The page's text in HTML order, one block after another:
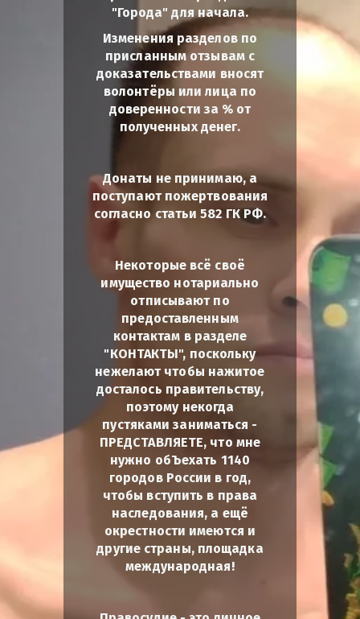
"Города" для начала.
Изменения разделов по
присланным отзывам с
доказательствами вносят
волонтёры или лица по
доверенности за % от
полученных денег.
Донаты не принимаю, а
поступают пожертвования
согласно статьи 582 ГК РФ.
Некоторые всё своё
имущество нотариально
отписывают по
предоставленным
контактам в разделе
"КОНТАКТЫ", поскольку
нежелают чтобы нажитое
досталось правительству,
поэтому некогда
пустяками заниматься -
ПРЕДСТАВЛЯЕТЕ, что мне
нужно обЪехать 1140
городов России в год,
чтобы вступить в права
наследования, а ещё
окрестности имеются и
другие страны, площадка
международная!